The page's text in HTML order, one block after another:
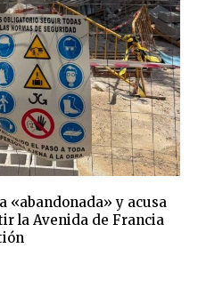
«abandonada» y acusa
la Avenida de Francia